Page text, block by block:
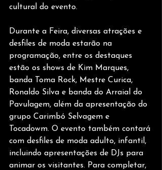
cultural do evento.
Durante a Feira, diversas atrações e
desfiles de moda estarão na
programação, entre os destaques
estão os shows de Kim Marques,
banda Toma Rock, Mestre Curica,
Ronaldo Silva e banda do Arraial do
Pavulagem, além da apresentação do
grupo Carimbó Selvagem e
Tocadowm. O evento também contará
com desfiles de moda adulto, infantil,
incluindo apresentações de DJs para
animar os visitantes. Para completar,